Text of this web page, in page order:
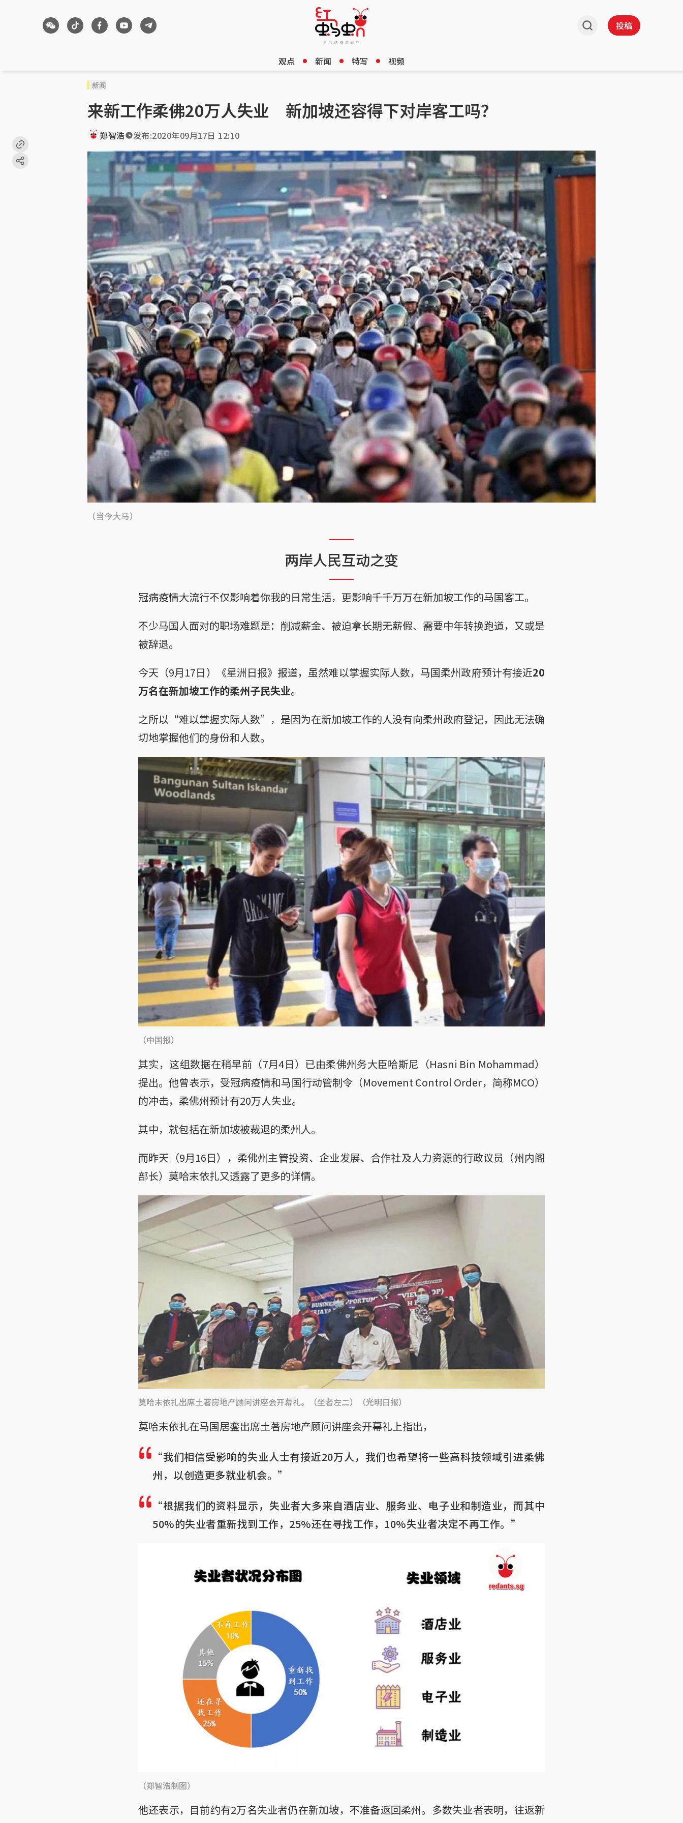
投稿
观点 新闻 特写 视频
新闻
来新工作柔佛20万人失业 新加坡还容得下对岸客工吗？
郑智浩 发布:2020年09月17日 12:10
（当今大马）
两岸人民互动之变
冠病疫情大流行不仅影响着你我的日常生活，更影响千千万万在新加坡工作的马国客工。
不少马国人面对的职场难题是：削减薪金、被迫拿长期无薪假、需要中年转换跑道，又或是
被辞退。
今天（9月17日）《星洲日报》报道，虽然难以掌握实际人数，马国柔州政府预计有接近20
万名在新加坡工作的柔州子民失业。
之所以“难以掌握实际人数”，是因为在新加坡工作的人没有向柔州政府登记，因此无法确
切地掌握他们的身份和人数。
（中国报）
其实，这组数据在稍早前（7月4日）已由柔佛州务大臣哈斯尼（Hasni Bin Mohammad）
提出。他曾表示，受冠病疫情和马国行动管制令（Movement Control Order，简称MCO）
的冲击，柔佛州预计有20万人失业。
其中，就包括在新加坡被裁退的柔州人。
而昨天（9月16日），柔佛州主管投资、企业发展、合作社及人力资源的行政议员（州内阁
部长）莫哈末依扎又透露了更多的详情。
莫哈末依扎出席土著房地产顾问讲座会开幕礼。（坐者左二）（光明日报）
莫哈末依扎在马国居銮出席土著房地产顾问讲座会开幕礼上指出，
“我们相信受影响的失业人士有接近20万人，我们也希望将一些高科技领域引进柔佛
州，以创造更多就业机会。”
“根据我们的资料显示，失业者大多来自酒店业、服务业、电子业和制造业，而其中
50%的失业者重新找到工作，25%还在寻找工作，10%失业者决定不再工作。”
（郑智浩制图）
他还表示，目前约有2万名失业者仍在新加坡，不准备返回柔州。多数失业者表明，往返新